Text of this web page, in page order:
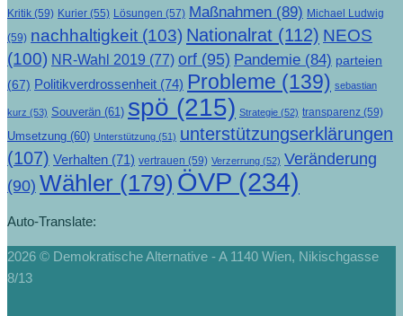
Kritik (59) Kurier (55) Lösungen (57) Maßnahmen (89) Michael Ludwig
(59) nachhaltigkeit (103) Nationalrat (112) NEOS
(100) NR-Wahl 2019 (77) orf (95) Pandemie (84) parteien
(67) Politikverdrossenheit (74) Probleme (139) sebastian
kurz (53) Souverän (61) spö (215) Strategie (52) transparenz (59)
Umsetzung (60) Unterstützung (51) unterstützungserklärungen
(107) Verhalten (71) vertrauen (59) Verzerrung (52) Veränderung
(90) Wähler (179) ÖVP (234)
Auto-Translate:
2026 © Demokratische Alternative - A 1140 Wien, Nikischgasse
8/13